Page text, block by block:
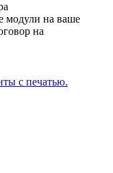
модули на ваше
на
с печатью.